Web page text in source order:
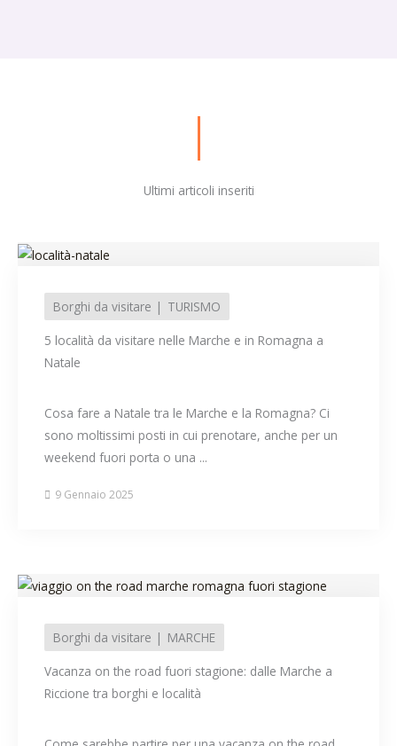
Ultimi articoli inseriti
Borghi da visitare
TURISMO
5 località da visitare nelle Marche e in Romagna a
Natale
Cosa fare a Natale tra le Marche e la Romagna? Ci
sono moltissimi posti in cui prenotare, anche per un
weekend fuori porta o una ...
9 Gennaio 2025
Borghi da visitare
MARCHE
Vacanza on the road fuori stagione: dalle Marche a
Riccione tra borghi e località